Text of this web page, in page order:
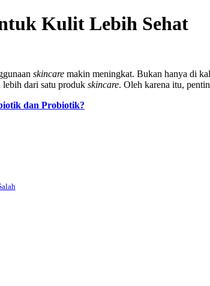
Kulit Lebih Sehat
skincare makin meningkat. Bukan hanya di
dari satu produk skincare. Oleh karena itu,
dan Probiotik?